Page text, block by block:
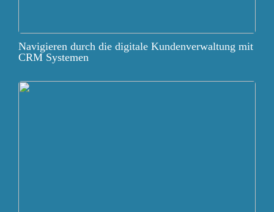
Navigieren durch die digitale Kundenverwaltung mit
CRM Systemen